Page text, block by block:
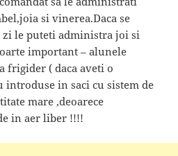
si vinerea.Daca se
zi le puteti administra joi si
important – alunele
frigider ( daca aveti o
introduse in saci cu sistem de
mare ,deoarece
in aer liber !!!!